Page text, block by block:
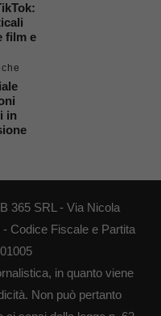
film e
in
365 SRL - Via Nicola
Codice Fiscale e Partita
in quanto viene
Non può pertanto